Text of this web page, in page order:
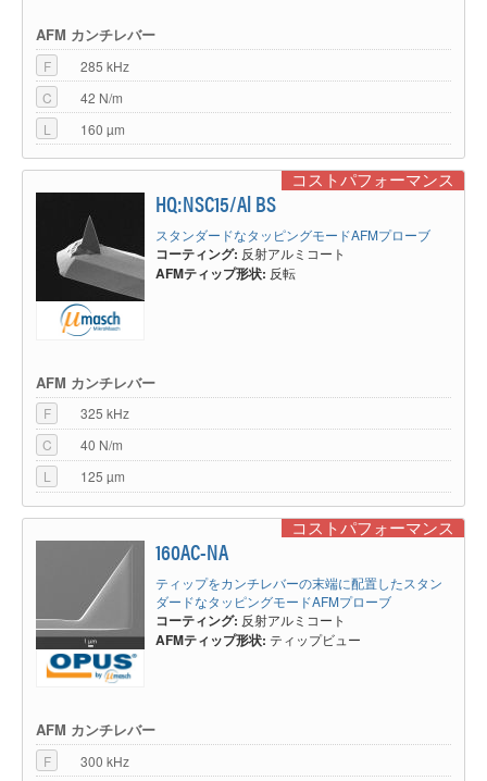
AFM カンチレバー
F
285 kHz
C
42 N/m
L
160 µm
コストパフォーマンス
HQ:NSC15/Al BS
スタンダードなタッピングモードAFMプローブ
コーティング: 反射アルミコート
AFMティップ形状: 反転
AFM カンチレバー
F
325 kHz
C
40 N/m
L
125 µm
コストパフォーマンス
160AC-NA
ティップをカンチレバーの末端に配置したスタン
ダードなタッピングモードAFMプローブ
コーティング: 反射アルミコート
AFMティップ形状: ティップビュー
AFM カンチレバー
F
300 kHz